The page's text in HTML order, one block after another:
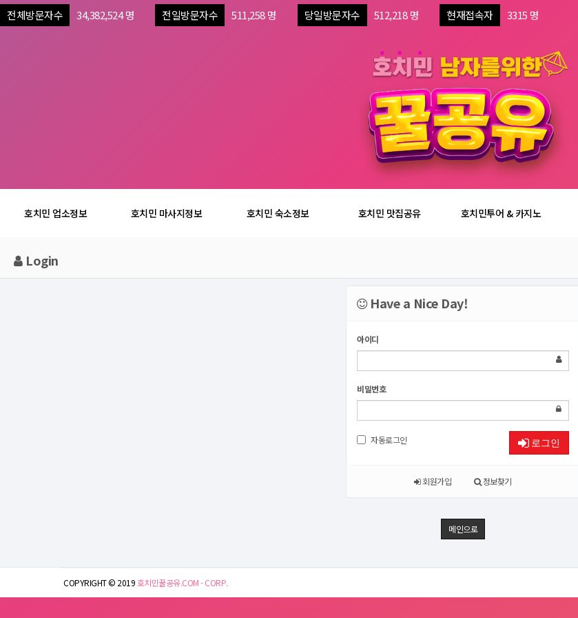
전체방문자수 34,382,524 명 전일방문자수 511,258 명 당일방문자수 512,218 명 현재접속자 3315 명
호치민 업소정보 호치민 마사지정보 호치민 숙소정보 호치민 맛집공유 호치민투어 & 카지노
Login
Have a Nice Day!
아이디
비밀번호
자동로그인 로그인
회원가입 정보찾기
메인으로
COPYRIGHT © 2019호치민꿀공유.COM - CORP.